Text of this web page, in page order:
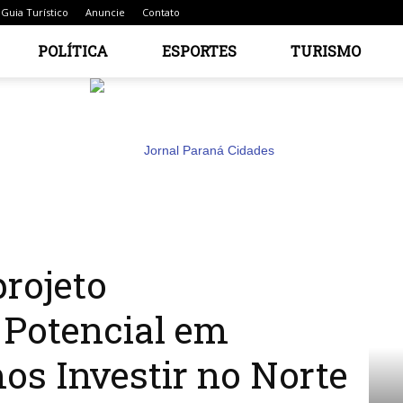
Guia Turístico Anuncie Contato
POLÍTICA ESPORTES TURISMO
em
Investir no Norte